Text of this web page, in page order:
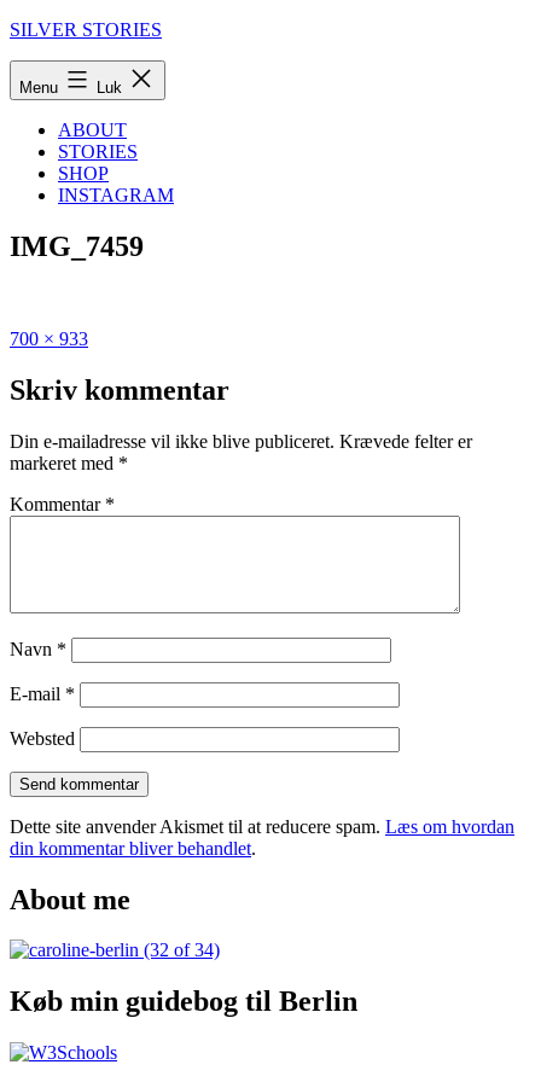
Fortsæt
SILVER STORIES
Menu Luk
ABOUT
STORIES
SHOP
INSTAGRAM
IMG_7459
Udgivet
Den
ultimative
til
Bukarest
Fuld
700 × 933
Skriv kommentar
Din e-mailadresse vil ikke blive publiceret. Krævede felter er
markeret med *
Kommentar *
Navn *
E-mail *
Websted
Dette site anvender Akismet til at reducere spam. Læs om hvordan
din kommentar bliver behandlet.
About me
Køb min guidebog til Berlin